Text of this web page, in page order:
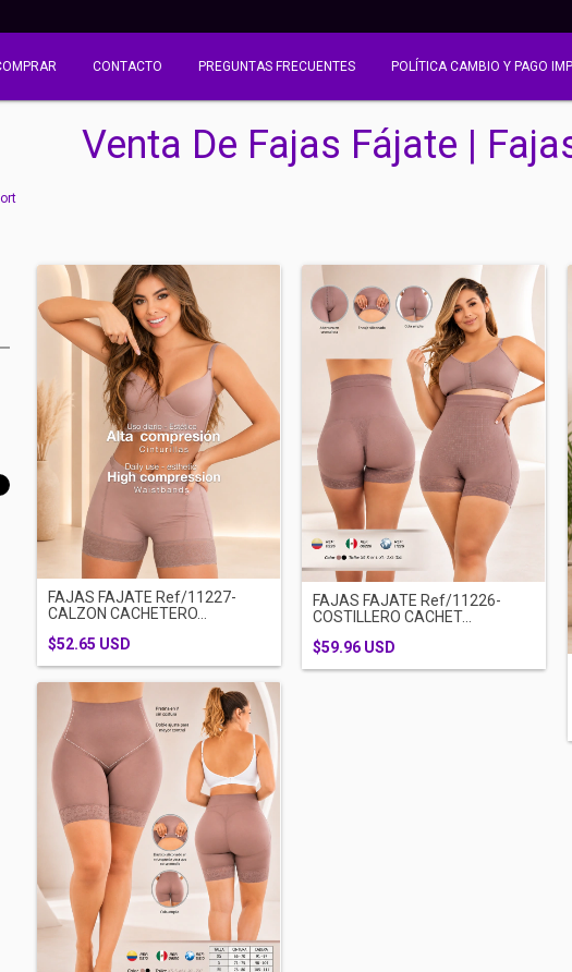
CONTACTO PREGUNTAS FRECUENTES POLÍTICA CAMBIO Y PAGO
Venta De Fajas Fájate |
FAJAS FAJATE Ref/11227-
CALZON CACHETERO...
$52.65 USD
FAJAS FAJATE Ref/11226-
COSTILLERO CACHET...
$59.96 USD